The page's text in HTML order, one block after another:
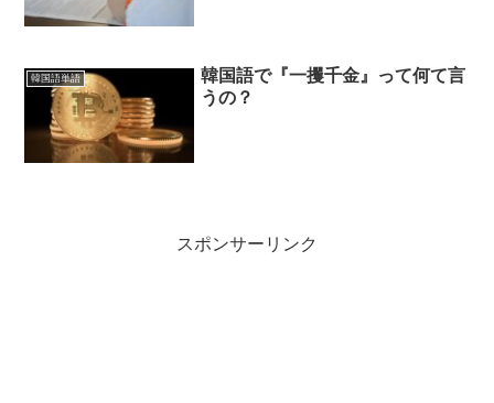
韓国語単語
韓国語で『一攫千金』って何て言
うの？
スポンサーリンク